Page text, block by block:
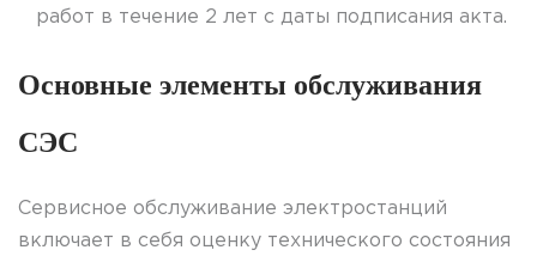
работ в течение 2 лет с даты подписания акта.
Основные элементы обслуживания
СЭС
Сервисное обслуживание электростанций
включает в себя оценку технического состояния